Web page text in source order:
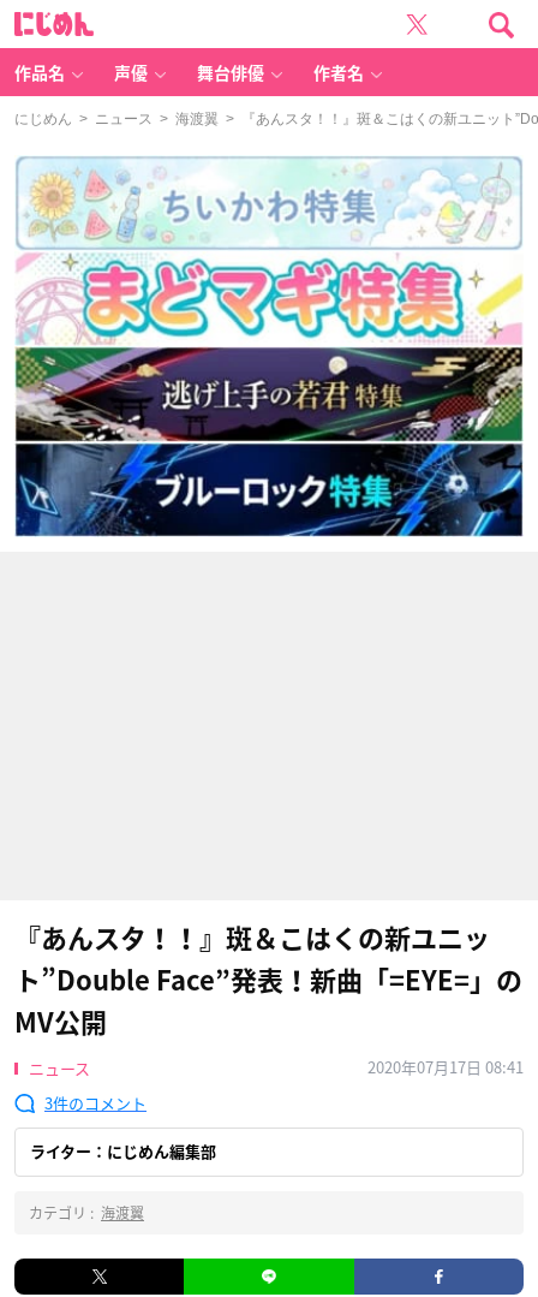
作品名 声優 舞台俳優 作者名
にじめん > ニュース > 海渡翼 > 『あんスタ！！』斑＆こはくの新ユニット
『あんスタ！！』斑＆こはくの新ユニッ
ト”Double Face”発表！新曲「=EYE=」の
MV公開
ニュース
2020年07月17日 08:41
3
ライター：にじめん編集部
カテゴリ : 海渡翼